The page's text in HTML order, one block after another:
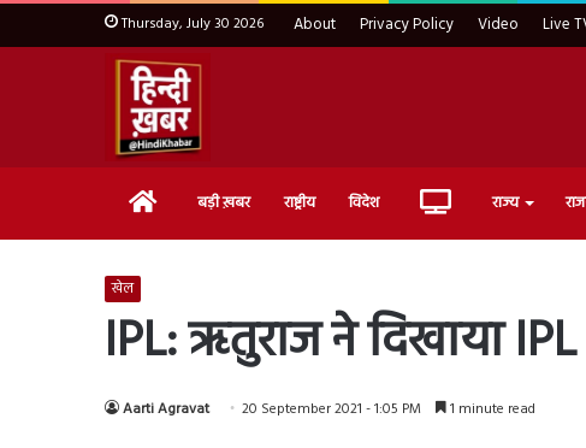
Thursday, July 30 2026 About Privacy Policy Video Live
Home बड़ी ख़बर राष्ट्रीय विदेश Live राज्य
खेल
IPL: ऋतुराज ने दिखाया
Aarti Agravat 20 September 2021 - 1:05 PM 1 minute read